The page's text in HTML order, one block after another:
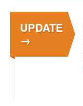
UPDATE
→